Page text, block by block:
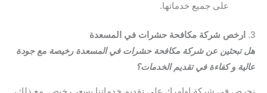
على جميع خدماتها.
3.
ارخص شركة مكافحة حشرات في المسعدة
هل تبحثين عن شركة مكافحة حشرات في المسعدة رخيصة مع جودة
عالية و كفاءة في تقديم الخدمات؟